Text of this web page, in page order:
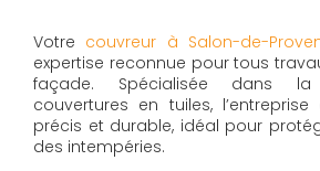
Votre couvreur à Salon-de-
expertise reconnue pour tous
façade. Spécialisée dans
couvertures en tuiles,
précis et durable, idéal pour
des intempéries.